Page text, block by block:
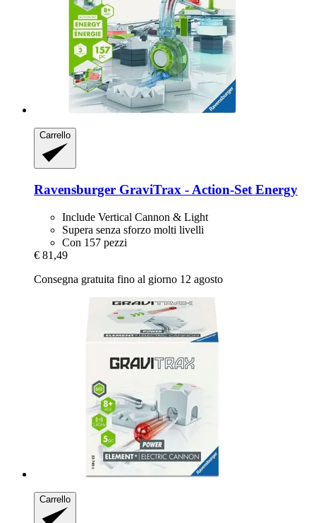
Carrello
Ravensburger GraviTrax -​ Action-​Set Energy
Include Vertical Cannon & Light
Supera senza sforzo molti livelli
Con 157 pezzi
€ 81,49
Consegna gratuita fino al giorno 12 agosto
Carrello